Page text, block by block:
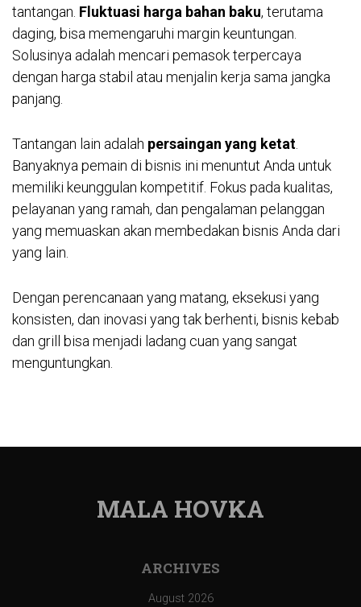
tantangan. Fluktuasi harga bahan baku, terutama
daging, bisa memengaruhi margin keuntungan.
Solusinya adalah mencari pemasok terpercaya
dengan harga stabil atau menjalin kerja sama jangka
panjang.
Tantangan lain adalah persaingan yang ketat
Banyaknya pemain di bisnis ini menuntut Anda untuk
memiliki keunggulan kompetitif. Fokus pada kualitas,
pelayanan yang ramah, dan pengalaman pelanggan
yang memuaskan akan membedakan bisnis Anda dari
yang lain.
Dengan perencanaan yang matang, eksekusi yang
konsisten, dan inovasi yang tak berhenti, bisnis kebab
dan grill bisa menjadi ladang cuan yang sangat
menguntungkan.
MALA HOVKA
ARCHIVES
August 2026